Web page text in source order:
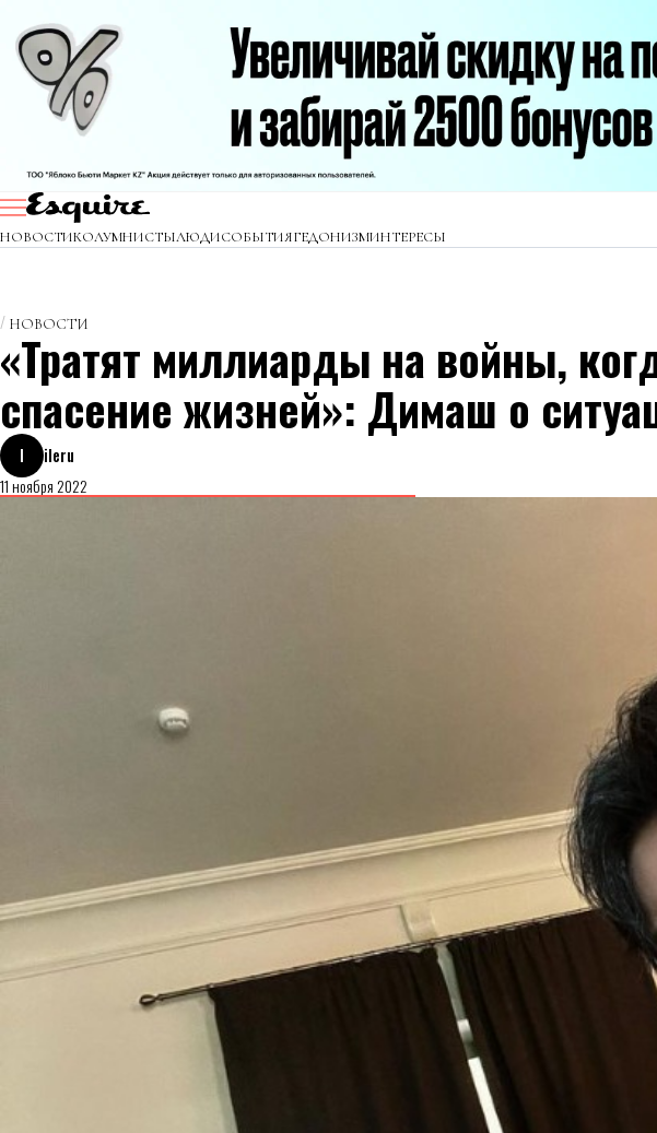
НОВОСТИКОЛУМНИСТЫЛЮДИСОБЫТИЯГЕДОНИЗМИНТЕРЕСЫ
НОВОСТИ
«Тратят миллиарды на войны,
спасение жизней»: Димаш о
I
ileru
11 ноября 2022